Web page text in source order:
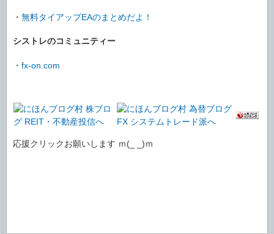
・ 無料タイアップEAのまとめだよ！
シストレのコミュニティー
・ fx-on.com
応援クリックお願いします ｍ(_ _)ｍ